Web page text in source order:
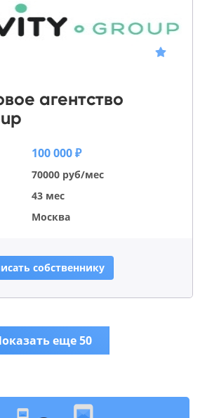
агентство
100 000 ₽
70000 руб/мес
43 мес
Москва
собственнику
еще 50